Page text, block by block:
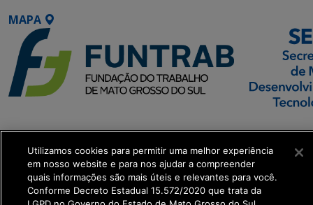
MAPA
SETDIG | Secretaria-
Executiva de
Transformação Digital
get_footer();
Utilizamos cookies para permitir uma melhor experiência
em nosso website e para nos ajudar a compreender
quais informações são mais úteis e relevantes para você.
Conforme Decreto Estadual 15.572/2020 que trata da